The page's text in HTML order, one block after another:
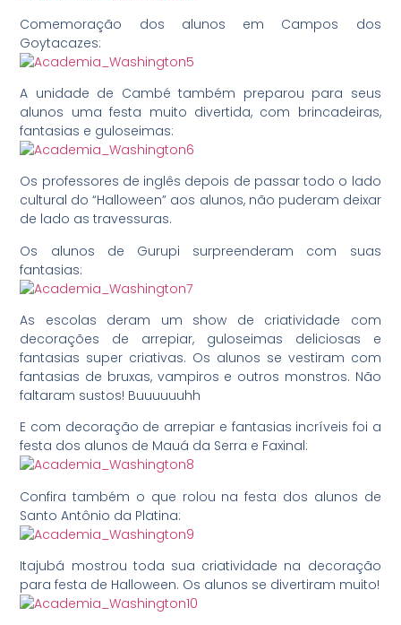
Comemoração dos alunos em Campos dos
Goytacazes:
A unidade de Cambé também preparou para seus
alunos uma festa muito divertida, com brincadeiras,
fantasias e guloseimas:
Os professores de inglês depois de passar todo o lado
cultural do “Halloween” aos alunos, não puderam deixar
de lado as travessuras.
Os alunos de Gurupi surpreenderam com suas
fantasias:
As escolas deram um show de criatividade com
decorações de arrepiar, guloseimas deliciosas e
fantasias super criativas. Os alunos se vestiram com
fantasias de bruxas, vampiros e outros monstros. Não
faltaram sustos! Buuuuuuhh
E com decoração de arrepiar e fantasias incríveis foi a
festa dos alunos de Mauá da Serra e Faxinal:
Confira também o que rolou na festa dos alunos de
Santo Antônio da Platina:
Itajubá mostrou toda sua criatividade na decoração
para festa de Halloween. Os alunos se divertiram muito!